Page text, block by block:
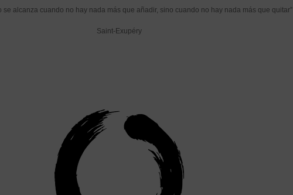
se alcanza cuando no hay nada más que añadir, sino cuando no hay nada más que quitar”
Saint-Exupéry